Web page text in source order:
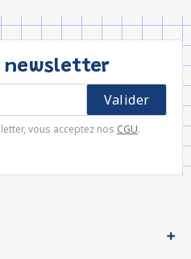
newsletter
vous acceptez nos CGU.